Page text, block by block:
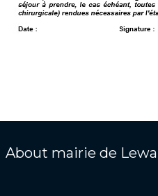
About mairie de